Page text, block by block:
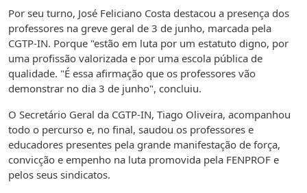
Por seu turno, José Feliciano Costa destacou a presença dos
professores na greve geral de 3 de junho, marcada pela
CGTP-IN. Porque "estão em luta por um estatuto digno, por
uma profissão valorizada e por uma escola pública de
qualidade. "É essa afirmação que os professores vão
demonstrar no dia 3 de junho", concluiu.
O Secretário Geral da CGTP-IN, Tiago Oliveira, acompanhou
todo o percurso e, no final, saudou os professores e
educadores presentes pela grande manifestação de força,
convicção e empenho na luta promovida pela FENPROF e
pelos seus sindicatos.